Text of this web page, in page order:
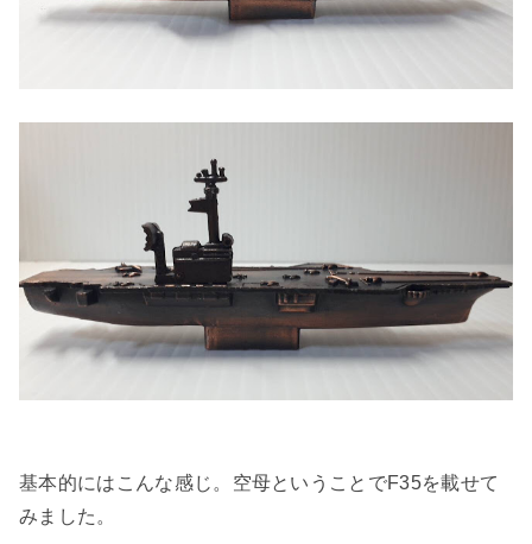
基本的にはこんな感じ。空母ということでF35を載せて
みました。